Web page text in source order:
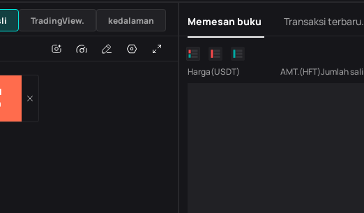
USDT
Volume
TradingView. kedalaman Memesan buku Transaksi terbaru.
Harga(USDT) AMT.(HFT)